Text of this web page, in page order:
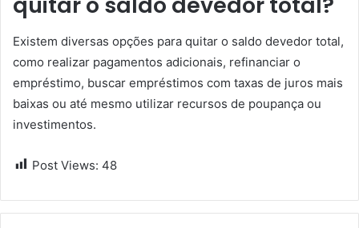
Existem diversas opções para quitar o saldo devedor total,
como realizar pagamentos adicionais, refinanciar o
empréstimo, buscar empréstimos com taxas de juros mais
baixas ou até mesmo utilizar recursos de poupança ou
investimentos.
Post Views: 48